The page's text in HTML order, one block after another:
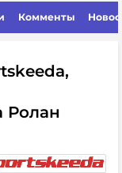
Комменты
Ролан